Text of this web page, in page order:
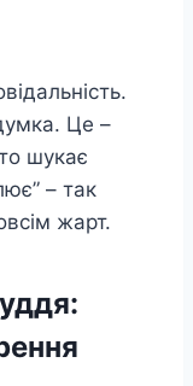
Це –
шукає
– так
жарт.